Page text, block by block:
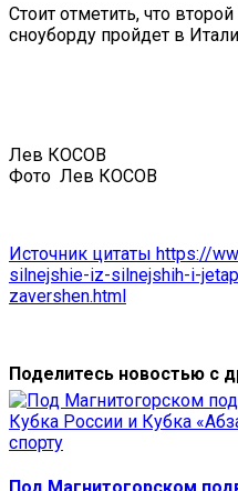
Стоит отметить, что
сноуборду пройдет в
Лев КОСОВ
Фото Лев КОСОВ
Источник цитаты https://
silnejshie-iz-silnejshih-i-
zavershen.html
Поделитесь новостью с